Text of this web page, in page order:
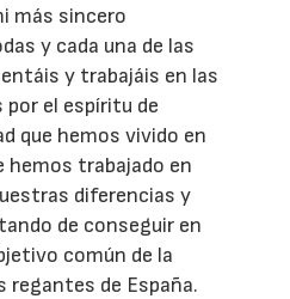
más sincero
y cada una de las
y trabajáis en las
por el espíritu de
que hemos vivido en
hemos trabajado en
diferencias y
de conseguir en
común de la
regantes de España.